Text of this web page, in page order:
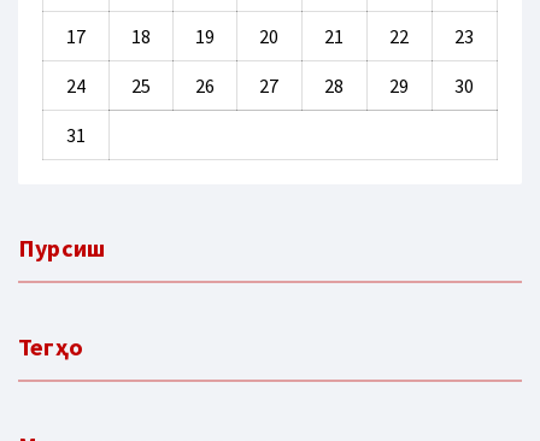
17 18 19 20 21 22 23
24 25 26 27 28 29 30
31
Пурсиш
Тегҳо